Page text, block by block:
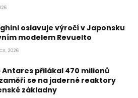
oslavuje výročí v Japonsku
modelem Revuelto
2026
přilákal 470 milionů
se na jaderné reaktory
základny